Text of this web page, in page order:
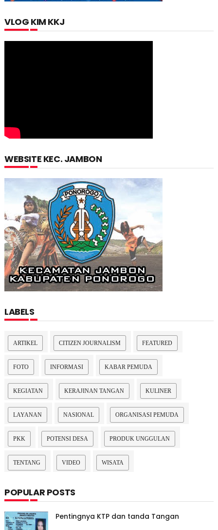
VLOG KIM KKJ
WEBSITE KEC. JAMBON
LABELS
ARTIKEL CITIZEN JOURNALISM FEATURED
FOTO INFORMASI KABAR PEMUDA
KEGIATAN KERAJINAN TANGAN KULINER
LAYANAN NASIONAL ORGANISASI PEMUDA
PKK POTENSI DESA PRODUK UNGGULAN
TENTANG VIDEO WISATA
POPULAR POSTS
Pentingnya KTP dan tanda Tangan